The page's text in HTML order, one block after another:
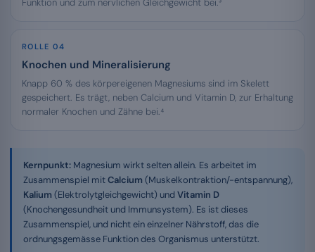
Funktion und zum nervlichen Gleichgewicht bei.³
ROLLE 04
Knochen und Mineralisierung
Knapp 60 % des körpereigenen Magnesiums sind im Skelett
gespeichert. Es trägt, neben Calcium und Vitamin D, zur Erhaltung
normaler Knochen und Zähne bei.⁴
Kernpunkt: Magnesium wirkt selten allein. Es arbeitet im
Zusammenspiel mitCalcium (Muskelkontraktion/-entspannung),
Kalium (Elektrolytgleichgewicht) und Vitamin D
(Knochengesundheit und Immunsystem). Es ist dieses
Zusammenspiel, und nicht ein einzelner Nährstoff, das die
ordnungsgemässe Funktion des Organismus unterstützt.